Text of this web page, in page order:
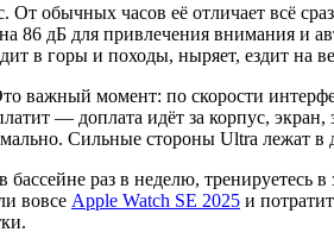
обычных часов её отличает всё
дБ для привлечения внимания и
в горы и походы, ныряет, ездит на
важный момент: по скорости
— доплата идёт за корпус,
Сильные стороны Ultra лежат в
раз в неделю, тренируетесь
вовсе Apple Watch SE 2025 и